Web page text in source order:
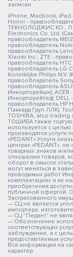
записан
iPhone, Macbook, iPad
Honor -
ТЕКНОЛОДЖИС КО.,
Electronics Co. Ltd.
правообладатель
правообладатель
правообладатель
Xiaomi Inc.; ZTE -
правообладатель
правообладатель LG
Koninklijke Philips N.V.
правообладатель
правообладатель
Инкорпорейшн); ACER
Инкорпорейтед);
правообладатель HP
Паккард Груп ЛЛК);
TOSHIBA, also
ТОШИБА также
используется с
производятся услуги
«PEDANT».Услуги
центрах «PEDANT»,
товарных знаков и/
отношении товаров,
оборот в смысле
могут меняться в
проводимых работ
комплектациях и их
приобретения
публичной офертой.
Застрахованного
— СЦ не является
импортера,
— СЦ "Педант" не
— Обозначение
соответствующих
заблуждение, а с
предоставляемых
Вся информация на
характер.